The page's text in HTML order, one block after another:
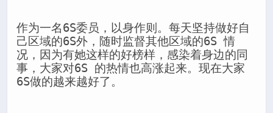
作为一名6S委员，以身作则。每天坚持做好自
己区域的6S外，随时监督其他区域的6S 情
况，因为有她这样的好榜样，感染着身边的同
事，大家对6S 的热情也高涨起来。现在大家
6S做的越来越好了。